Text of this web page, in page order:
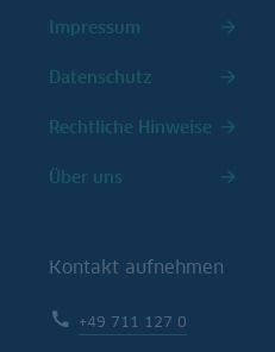
Impressum
Datenschutz
Rechtliche Hinweise
Über uns
Kontakt aufnehmen
+49 711 127 0